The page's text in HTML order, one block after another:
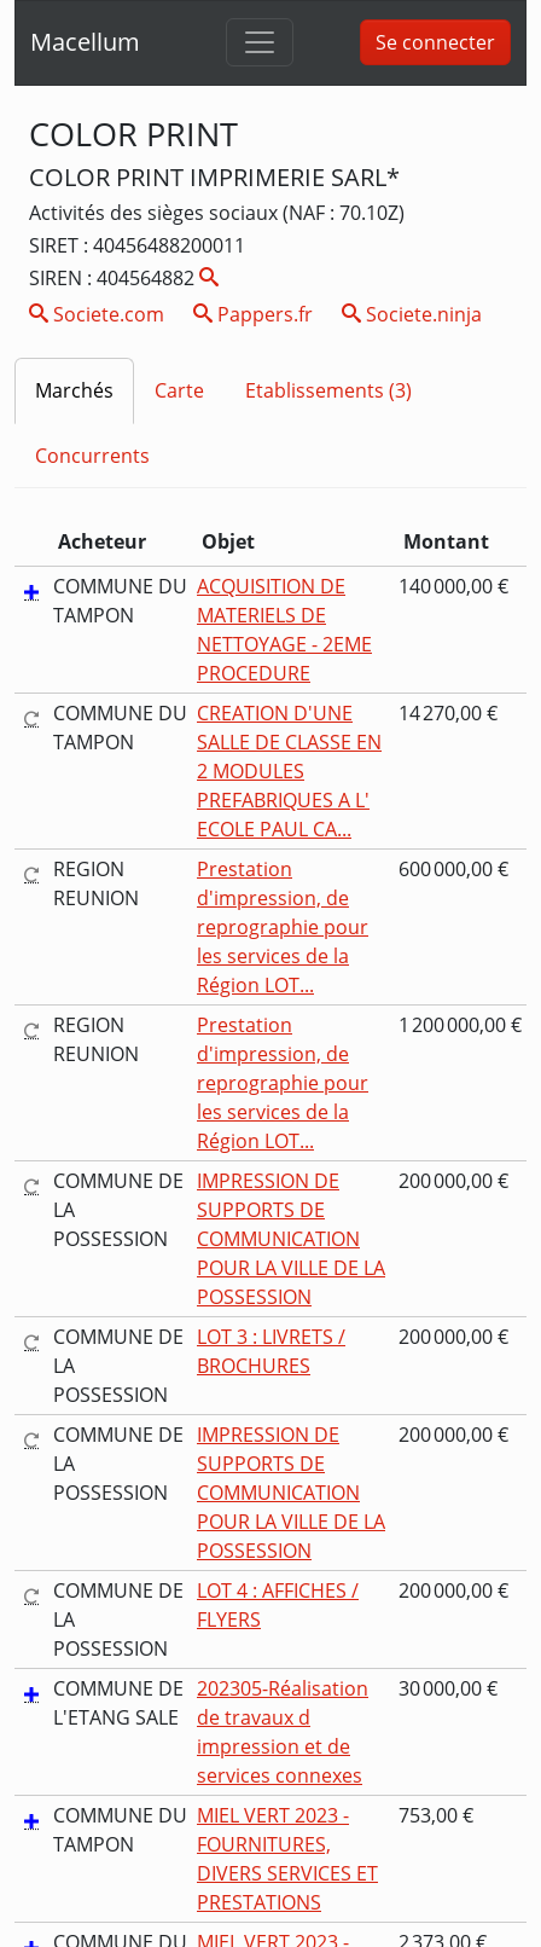
Macellum Se connecter
COLOR PRINT
COLOR PRINT IMPRIMERIE SARL*
Activités des sièges sociaux (NAF : 70.10Z)
SIRET : 40456488200011
SIREN : 404564882
Societe.com
Pappers.fr Societe.ninja
Marchés Carte Etablissements (3)
Concurrents
Acheteur Objet
Montant
COMMUNE DU
TAMPON
ACQUISITION DE
MATERIELS DE
NETTOYAGE - 2EME
PROCEDURE
140 000,00 €
COMMUNE DU
TAMPON
CREATION D'UNE
SALLE DE CLASSE EN
2 MODULES
PREFABRIQUES A L'
ECOLE PAUL CA...
14 270,00 €
REGION
REUNION
Prestation
d'impression, de
reprographie pour
les services de la
Région LOT...
600 000,00 €
REGION
REUNION
Prestation
d'impression, de
reprographie pour
les services de la
Région LOT...
1 200 000,00 €
COMMUNE DE
LA
POSSESSION
IMPRESSION DE
SUPPORTS DE
COMMUNICATION
POUR LA VILLE DE LA
POSSESSION
200 000,00 €
COMMUNE DE
LA
POSSESSION
LOT 3 : LIVRETS /
BROCHURES
200 000,00 €
COMMUNE DE
LA
POSSESSION
IMPRESSION DE
SUPPORTS DE
COMMUNICATION
POUR LA VILLE DE LA
POSSESSION
200 000,00 €
COMMUNE DE
LA
POSSESSION
LOT 4 : AFFICHES /
FLYERS
200 000,00 €
COMMUNE DE
L'ETANG SALE
202305-Réalisation
de travaux d
impression et de
services connexes
30 000,00 €
COMMUNE DU
TAMPON
MIEL VERT 2023 -
FOURNITURES,
DIVERS SERVICES ET
PRESTATIONS
753,00 €